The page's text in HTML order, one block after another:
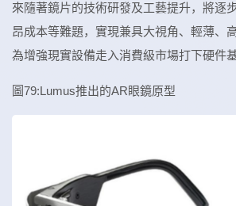
來隨著鏡片的技術研發及工藝提升，將逐
昂成本等難題，實現兼具大視角、輕薄、
為增強現實設備走入消費級市場打下硬件基
圖79:Lumus推出的AR眼鏡原型